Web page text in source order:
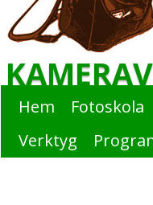
Hem Fotoskola
Verktyg